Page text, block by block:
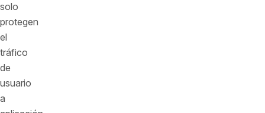
solo
protegen
el
tráfico
de
usuario
a